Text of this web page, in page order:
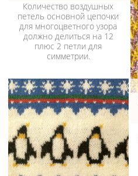
Количество воздушных
петель основной цепочки
для многоцветного узора
должно делиться на 12
плюс 2 петли для
симметрии.